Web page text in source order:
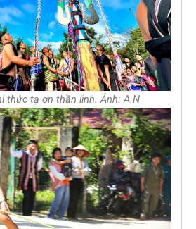
thức tạ ơn thần linh. Ảnh: A.N